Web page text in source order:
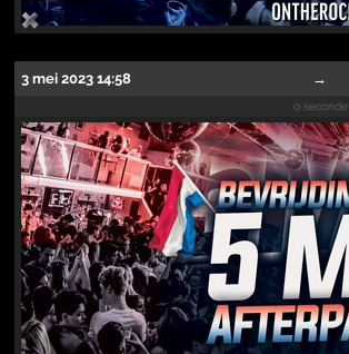
3 mei 2023 14:58 →
0 seconde